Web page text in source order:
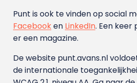
Punt is ook te vinden op social
Facebooken LinkedIn. Een keer
er een magazine.
De website punt.avans.nl
de internationale